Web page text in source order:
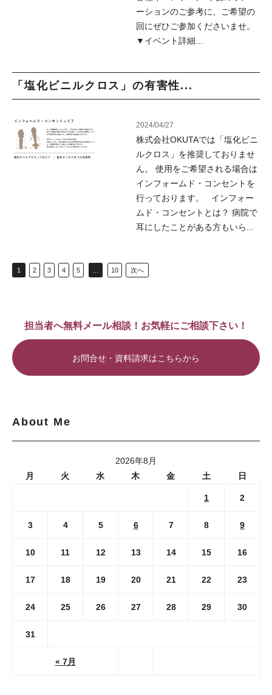
ーションのご参考に、ご希望の
回にぜひご参加くださいませ。
▼イベント詳細...
「塩化ビニルクロス」の有害性...
2024/04/27
株式会社OKUTAでは「塩化ビニ
ルクロス」を推奨しておりませ
ん。 使用をご希望される場合は
インフォームド・コンセントを
行っております。 インフォー
ムド・コンセントとは？ 病院で
耳にしたことがある方もいら...
1 2 3 4 5 10 次へ
担当者へ無料メール相談！お気軽にご相談下さい！
お問合せ・資料請求はこちらから
About Me
2026年8月
月
火 水 木 金 土 日
« 7月
1 2
3 4 5 6 7 8 9
10 11 12 13 14 15 16
17 18 19 20 21 22 23
24 25 26 27 28 29 30
31